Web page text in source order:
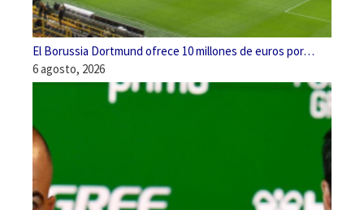
El Borussia Dortmund ofrece 10 millones de euros por…
6 agosto, 2026